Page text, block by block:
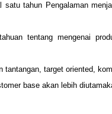
satu tahun Pengalaman
tentang mengenai
tantangan, target oriented,
base akan lebih